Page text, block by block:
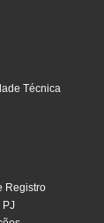
Técnica
Registro